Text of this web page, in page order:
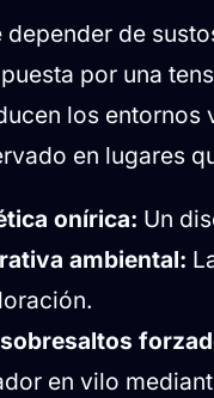
depender de
por una
los entornos
en lugares
onírica: Un
ambiental:
en vilo